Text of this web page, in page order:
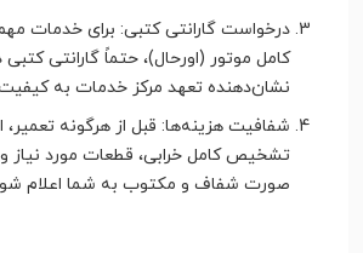
درخواست گارانتی کتبی: برای خدمات
کامل موتور (اورحال)، حتماً گارانتی
نشان‌دهنده تعهد مرکز خدمات به
شفافیت هزینه‌ها: قبل از هرگونه تعمیر،
تشخیص کامل خرابی، قطعات مورد نیاز و
صورت شفاف و مکتوب به شما اعلام